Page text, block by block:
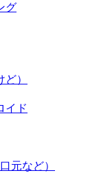
グ
）
イド
元など）